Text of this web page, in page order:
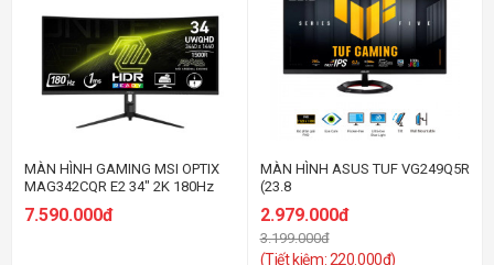
MÀN HÌNH GAMING MSI OPTIX
MAG342CQR E2 34" 2K 180Hz
7.590.000đ
MÀN HÌNH ASUS TUF VG249Q5R
(23.8
2.979.000đ
3.199.000đ
(Tiết kiệm: 220.000đ)